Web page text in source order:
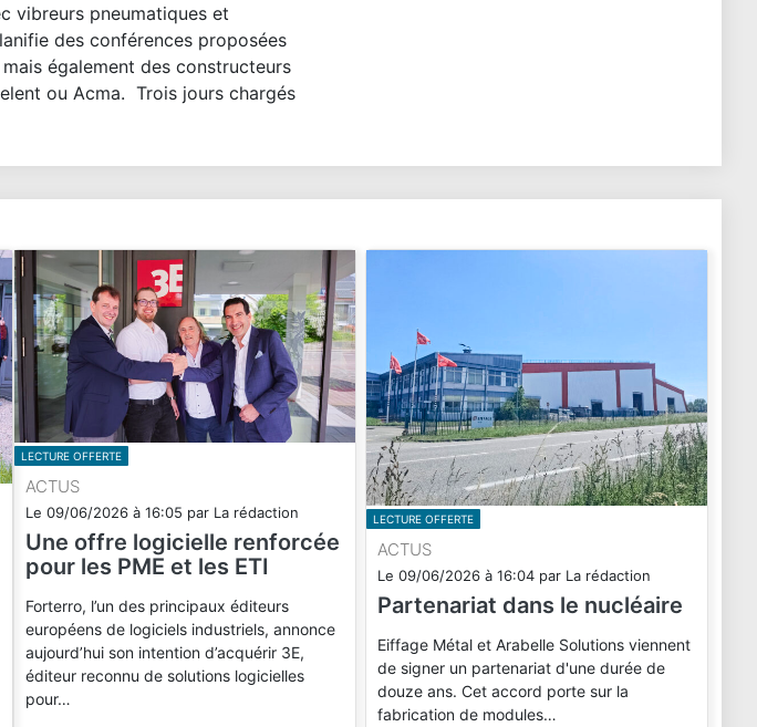
vibreurs pneumatiques et
des conférences proposées
également des constructeurs
ou Acma. Trois jours chargés
LECTURE OFFERTE
ACTUS
Le 09/06/2026 à 16:05 par La rédaction
Une offre logicielle renforcée
pour les PME et les ETI
Forterro, l’un des principaux éditeurs
européens de logiciels industriels, annonce
aujourd’hui son intention d’acquérir 3E,
éditeur reconnu de solutions logicielles
pour…
LECTURE OFFERTE
ACTUS
Le 09/06/2026 à 16:04 par La rédaction
Partenariat dans le nucléaire
Eiffage Métal et Arabelle Solutions viennent
de signer un partenariat d'une durée de
douze ans. Cet accord porte sur la
fabrication de modules…